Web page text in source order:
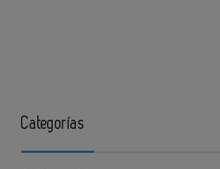
Categorías